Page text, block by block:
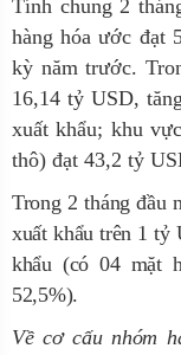
Tính chung 2
hàng hóa ước đạt
kỳ năm trước.
16,14 tỷ USD,
xuất khẩu; khu
thô) đạt 43,2 tỷ
Trong 2 tháng đầu
xuất khẩu trên 1 tỷ
khẩu (có 04 mặt
52,5%).
Về cơ cấu nhóm